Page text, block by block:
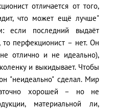
отличается от того,
что может ещё лучше"
если последний выдаёт
перфекционист – нет. Он
отлично и не идеально),
и выкидывает. Чтобы
"неидеально" сделал. Мир
хорошей – но не
материальной ли,